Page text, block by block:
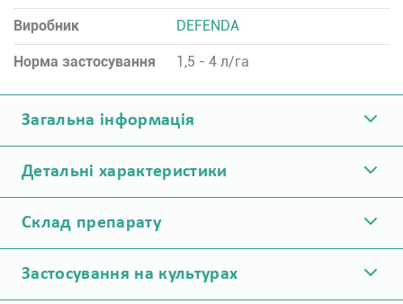
Виробник DEFENDA
Норма застосування 1,5 - 4 л/га
Загальна інформація
Детальні характеристики
Склад препарату
Застосування на культурах